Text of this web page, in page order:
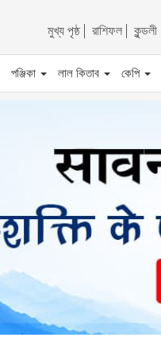
মুখ্য পৃষ্ঠ রাশিফল কুন্ডলী
পঞ্জিকা লাল কিতাব কেপি